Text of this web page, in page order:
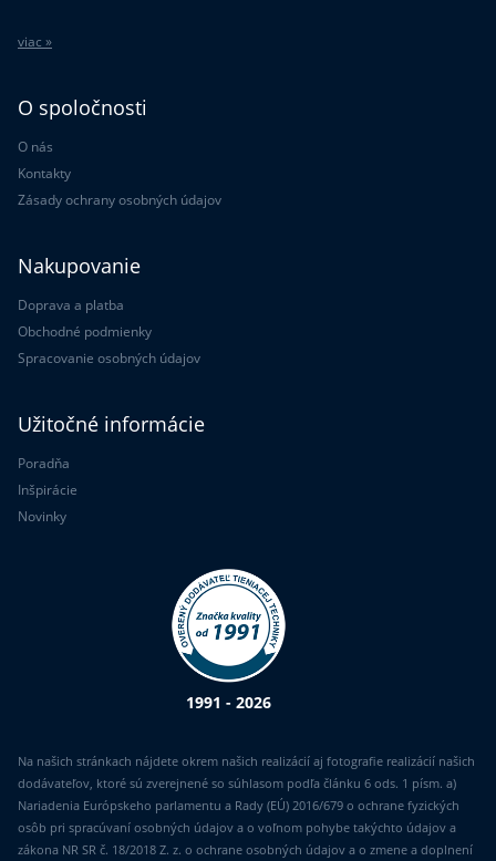
viac »
O spoločnosti
O nás
Kontakty
Zásady ochrany osobných údajov
Nakupovanie
Doprava a platba
Obchodné podmienky
Spracovanie osobných údajov
Užitočné informácie
Poradňa
Inšpirácie
Novinky
1991 - 2026
Na našich stránkach nájdete okrem našich realizácií aj fotografie realizácií našich
dodávateľov, ktoré sú zverejnené so súhlasom podľa článku 6 ods. 1 písm. a)
Nariadenia Európskeho parlamentu a Rady (EÚ) 2016/679 o ochrane fyzických
osôb pri spracúvaní osobných údajov a o voľnom pohybe takýchto údajov a
zákona NR SR č. 18/2018 Z. z. o ochrane osobných údajov a o zmene a doplnení